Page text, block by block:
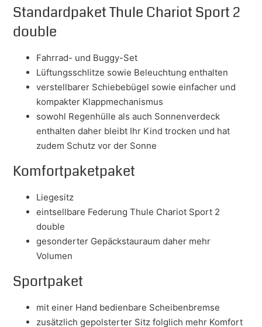
Standardpaket Thule Chariot Sport 2
double
Fahrrad- und Buggy-Set
Lüftungsschlitze sowie Beleuchtung enthalten
verstellbarer Schiebebügel sowie einfacher und
kompakter Klappmechanismus
sowohl Regenhülle als auch Sonnenverdeck
enthalten daher bleibt Ihr Kind trocken und hat
zudem Schutz vor der Sonne
Komfortpaketpaket
Liegesitz
eintsellbare Federung Thule Chariot Sport 2
double
gesonderter Gepäckstauraum daher mehr
Volumen
Sportpaket
mit einer Hand bedienbare Scheibenbremse
zusätzlich gepolsterter Sitz folglich mehr Komfort